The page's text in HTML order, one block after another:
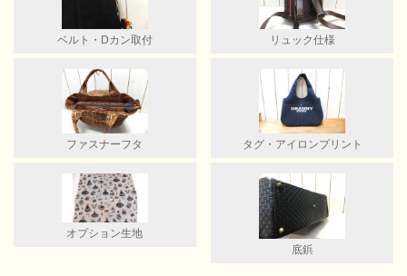
ベルト・Dカン取付
ファスナーフタ
オプション生地
リュック仕様
タグ・アイロンプリント
底鋲